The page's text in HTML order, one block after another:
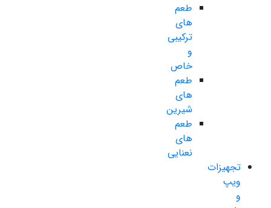
طعم
های
ترکیبی
و
خاص
طعم
های
شیرین
طعم
های
نعنایی
تجهیزات
ویپ
و